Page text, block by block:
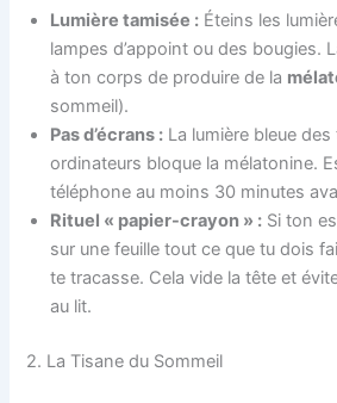
Lumière tamisée : Éteins les
lampes d’appoint ou des bougies.
à ton corps de produire de la
sommeil).
Pas d’écrans : La lumière bleue
ordinateurs bloque la mélatonine.
téléphone au moins 30 minutes
Rituel « papier-crayon » : Si ton
sur une feuille tout ce que tu dois
te tracasse. Cela vide la tête et
au lit.
2. La Tisane du Sommeil